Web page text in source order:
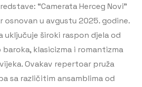
“Camerata Herceg Novi”
osnovan u avgustu 2025. godine.
uključuje široki raspon djela od
baroka, klasicizma i romantizma
Ovakav repertoar pruža
sa različitim ansamblima od